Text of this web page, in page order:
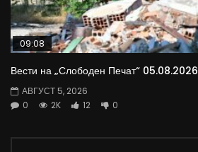
09:08
Вести на „Слободен Печат“ 05.08.2026
АВГУСТ 5, 2026
0
2K 12 0